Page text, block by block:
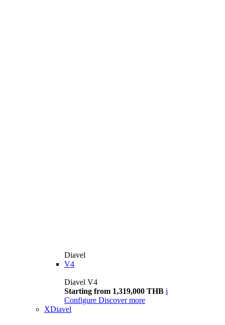
Diavel
V4
Diavel V4
Starting from 1,319,000 THB i
Configure Discover more
XDiavel